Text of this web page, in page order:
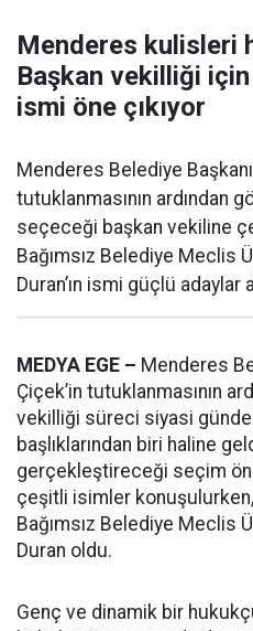
Menderes kulisleri
Başkan vekilliği
ismi öne çıkıyor
Menderes Belediye
tutuklanmasının ardından
seçeceği başkan vekiline
Bağımsız Belediye Meclis
Duran’ın ismi güçlü
MEDYA EGE – Menderes
Çiçek’in tutuklanmasının
vekilliği süreci siyasi
başlıklarından biri haline
gerçekleştireceği seçim
çeşitli isimler
Bağımsız Belediye Meclis
Duran oldu.
Genç ve dinamik bir